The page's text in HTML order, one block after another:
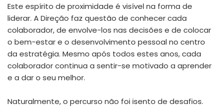
Este espírito de proximidade é visível na forma de
liderar. A Direção faz questão de conhecer cada
colaborador, de envolve-los nas decisões e de colocar
o bem-estar e o desenvolvimento pessoal no centro
da estratégia. Mesmo após todos estes anos, cada
colaborador continua a sentir-se motivado a aprender
e a dar o seu melhor.
Naturalmente, o percurso não foi isento de desafios.